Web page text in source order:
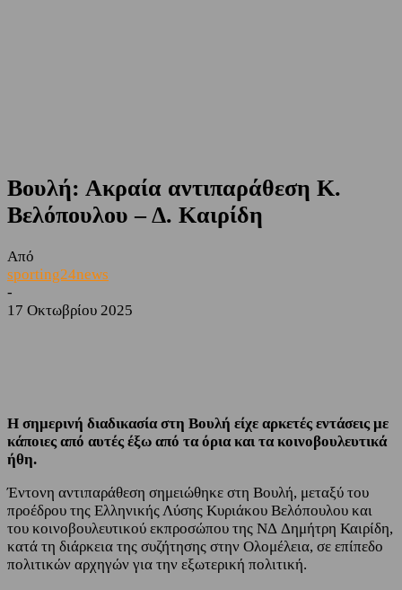
Βουλή: Ακραία αντιπαράθεση Κ.
Βελόπουλου – Δ. Καιρίδη
Από
sporting24news
-
17 Οκτωβρίου 2025
Η σημερινή διαδικασία στη Βουλή είχε αρκετές εντάσεις με
κάποιες από αυτές έξω από τα όρια και τα κοινοβουλευτικά
ήθη.
Έντονη αντιπαράθεση σημειώθηκε στη Βουλή, μεταξύ του
προέδρου της Ελληνικής Λύσης Κυριάκου Βελόπουλου και
του κοινοβουλευτικού εκπροσώπου της ΝΔ Δημήτρη Καιρίδη,
κατά τη διάρκεια της συζήτησης στην Ολομέλεια, σε επίπεδο
πολιτικών αρχηγών για την εξωτερική πολιτική.